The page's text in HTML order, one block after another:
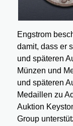
Engstrom
damit, dass er
und späteren
Münzen und
und späteren
Medaillen zu
Auktion
Group